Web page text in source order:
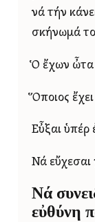
νά τήν
σκήνωμά
Ὁ ἔχων ὦτα
Ὅποιος
Εὖξαι ὑπέρ
Νά εὔχεσαι
Νά
εὐθύνη